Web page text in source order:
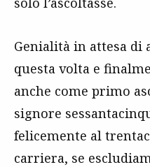
Genialità in attesa di
questa volta e
anche come primo
signore
felicemente al
carriera, se